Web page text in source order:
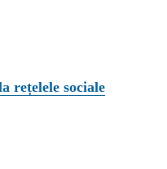
rețelele sociale